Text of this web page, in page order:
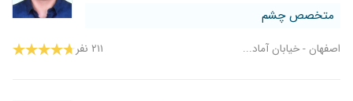
متخصص چشم
اصفهان - خیابان آماد... ۲۱۱ نفر